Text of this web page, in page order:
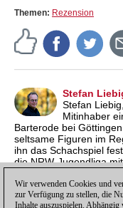
Themen: Rezension
Stefan
Stefan
Mitinhaber
Barterode bei
seltsame Figuren im
ihn das Schachspiel
die NRW-Jugendliga
Göttingen waren
Wir verwenden Cookies und
zur Verfügung zu stellen, die
Inhalte auszuspielen.